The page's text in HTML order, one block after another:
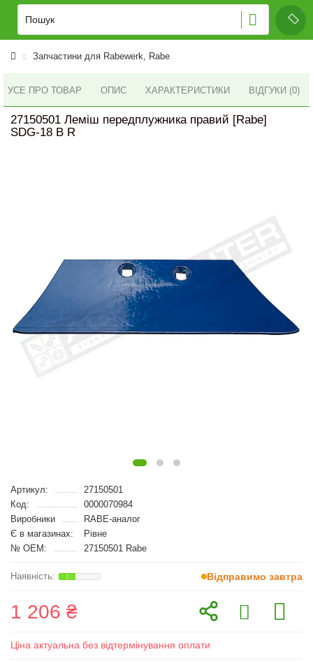
Запчастини для Rabewerk, Rabe
УСЕ ПРО ТОВАР ОПИС ХАРАКТЕРИСТИКИ ВІДГУКИ (0)
27150501 Леміш передплужника правий [Rabe]
SDG-18 B R
Артикул:
27150501
Код:
0000070984
Виробники
RABE-аналог
Є в магазинах:
Рівне
№ OEM:
27150501 Rabe
Відправимо завтра
1 206 ₴
Ціна актуальна без відтермінування оплати